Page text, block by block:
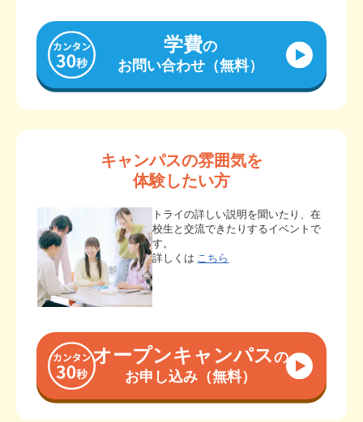
学費の
お問い合わせ（無料）
キャンパスの雰囲気を
体験したい方
トライの詳しい説明を聞いたり、在
校生と交流できたりするイベントで
す。
詳しくは こちら
オープンキャンパスの
お申し込み（無料）